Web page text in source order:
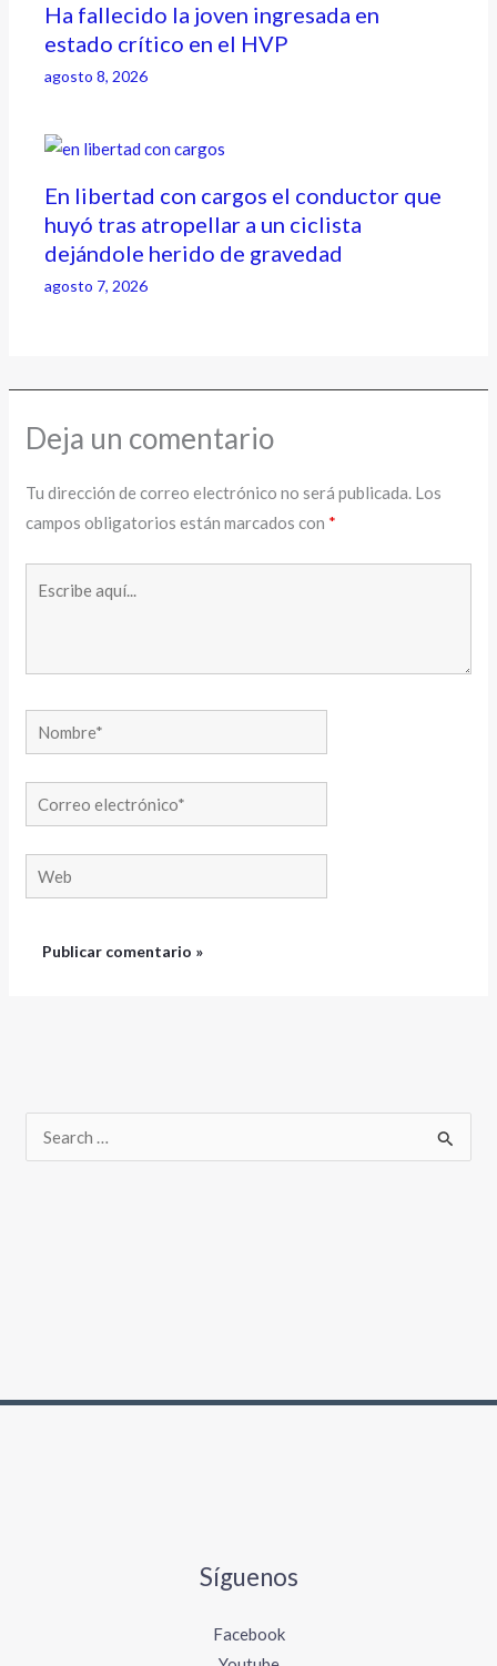
Ha fallecido la joven ingresada en
estado crítico en el HVP
agosto 8, 2026
En libertad con cargos el conductor que
huyó tras atropellar a un ciclista
dejándole herido de gravedad
agosto 7, 2026
Deja un comentario
Tu dirección de correo electrónico no será publicada. Los
campos obligatorios están marcados con *
Nombre*
Correo
electrónico*
Web
Síguenos
Facebook